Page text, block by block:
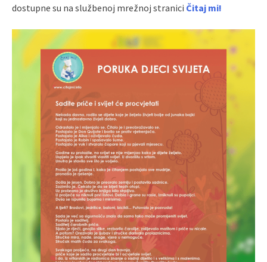
dostupne su na službenoj mrežnoj stranici Čitaj mi!